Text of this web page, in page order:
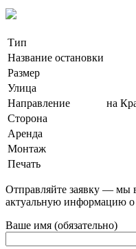
Тип
Название остановки
Размер
Улица
Направление
на
Сторона
Аренда
Монтаж
Печать
Отправляйте заявку —
актуальную информацию о
Ваше имя (обязательно)